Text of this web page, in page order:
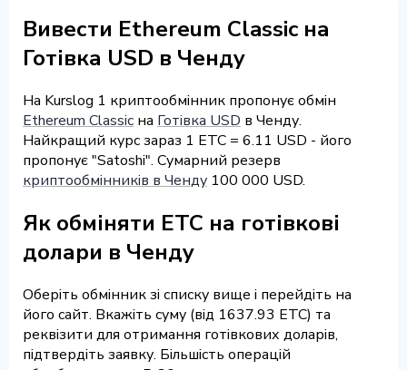
Вивести Ethereum Classic на
Готівка USD в Ченду
На Kurslog 1 криптообмінник пропонує обмін
Ethereum Classic на Готівка USD в Ченду.
Найкращий курс зараз 1 ETC = 6.11 USD - його
пропонує "Satoshi". Сумарний резерв
криптообмінників в Ченду 100 000 USD.
Як обміняти ETC на готівкові
долари в Ченду
Оберіть обмінник зі списку вище і перейдіть на
його сайт. Вкажіть суму (від 1637.93 ETC) та
реквізити для отримання готівкових доларів,
підтвердіть заявку. Більшість операцій